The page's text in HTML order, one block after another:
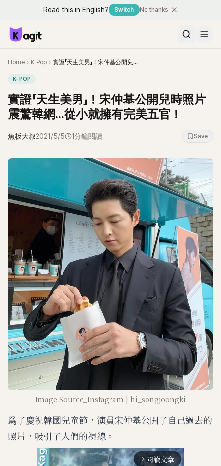
Read this in English? Switch No thanks
Home K-Pop 實證「天生美男」！宋仲基公開兒時照片震驚韓網...從小就擁有完美五官！
K-POP
實證「天生美男」！宋仲基公開兒時照片
震驚韓網...從小就擁有完美五官！
魚板大叔2021/5/5 1分鐘閱讀 Save
Image Source_Instagram | hi_songjoongki
爲了慶祝韓國兒童節，演員宋仲基公開了自己過去的
照片，吸引了人們的視線。
arrow_forward_ios 閱讀文章